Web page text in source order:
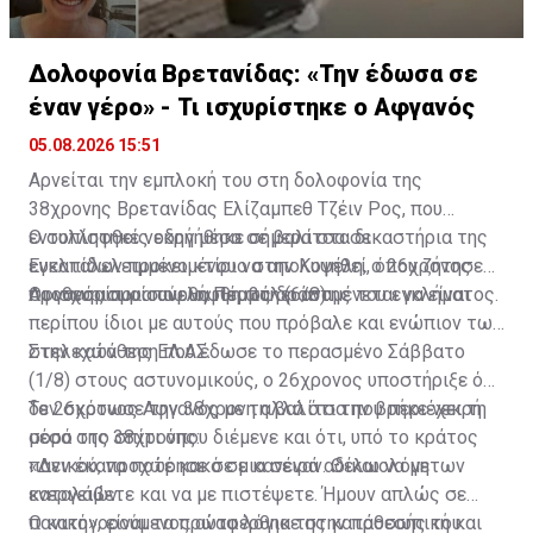
Δολοφονία Βρετανίδας: «Την έδωσα σε
έναν γέρο» - Τι ισχυρίστηκε ο Αφγανός
05.08.2026 15:51
Αρνείται την εμπλοκή του στη δολοφονία της
38χρονης Βρετανίδας Ελίζαμπεθ Τζέιν Ρος, που
εντοπίστηκε νεκρή μέσα σε βαλίτσα σε
εγκαταλελειμμένο κτίριο στην Κυψέλη, ο 26χρονος
Αφγανός που συνελήφθη ως δράστης του εγκλήματος.
Ο συλληφθείς οδηγήθηκε σήμερα στα δικαστήρια της
Ευελπίδων προκειμένου να απολογηθεί, όπου ζήτησε
προθεσμία για αύριο, Πέμπτη (6/8).
Οι ισχυρισμοί που θα προβάλει αναμένεται να είναι
περίπου ίδιοι με αυτούς που πρόβαλε και ενώπιον των
στελεχών της ΕΛ.ΑΣ.
Στην κατάθεση που έδωσε το περασμένο Σάββατο
(1/8) στους αστυνομικούς, ο 26χρονος υποστήριξε ότι
δεν σκότωσε την 38χρονη αλλά ότι την βρήκε νεκρή
μέσα στο σπίτι όπου διέμενε και ότι, υπό το κράτος
πανικού, προχώρησε σε μια σειρά αδικαιολόγητων
ενεργειών.
Το 26χρονος Αφγανός με τη βαλίτσα που περιέχει τη
σορό της 38χρονης:
«Δεν έκανα ποτέ κακό σε κανέναν. Θέλω να με
καταλάβετε και να με πιστέψετε. Ήμουν απλώς σε
πανικό», είναι τα πρώτα λόγια της κατάθεσής του.
Ο κατηγορούμενος αναφέρθηκε στην προσωπική και